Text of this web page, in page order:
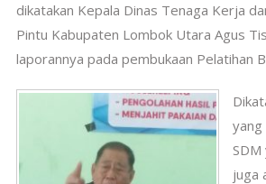
dikatakan Kepala Dinas Tenaga Kerja
Pintu Kabupaten Lombok Utara Agus
laporannya pada pembukaan Pelatihan
yang
SDM
juga